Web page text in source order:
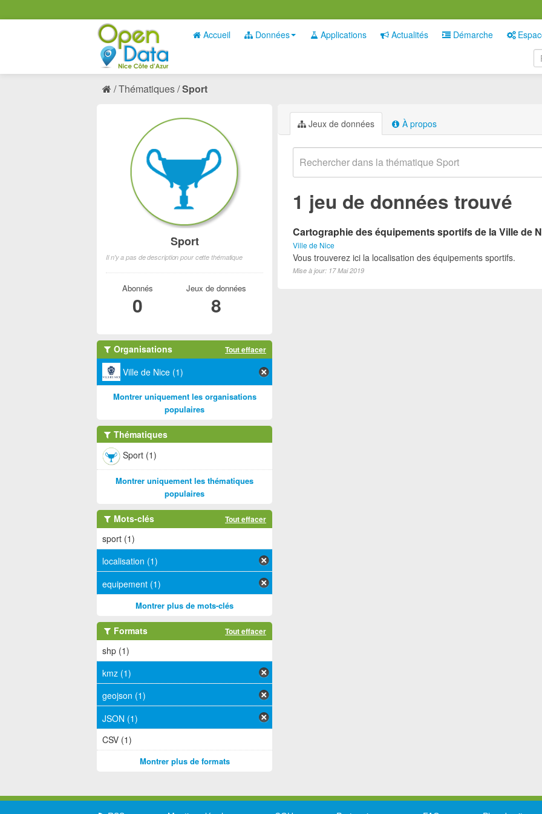
Accueil Données Applications Actualités Démarche
Thématiques Sport
Jeux de données À propos
1 jeu de données trouvé
Cartographie des équipements sportifs de la Ville de
Ville de Nice
Vous trouverez ici la localisation des équipements sportifs.
Mise à jour: 17 Mai 2019
Sport
Il n'y a pas de description pour cette thématique
Abonnés
0
Jeux de données
8
Organisations Tout effacer
Ville de Nice (1)
Montrer uniquement les organisations
populaires
Thématiques
Sport (1)
Montrer uniquement les thématiques
populaires
Mots-clés Tout effacer
sport (1)
localisation (1)
equipement (1)
Montrer plus de mots-clés
Formats Tout effacer
shp (1)
kmz (1)
geojson (1)
JSON (1)
CSV (1)
Montrer plus de formats